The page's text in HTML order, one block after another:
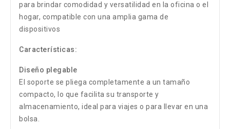
para brindar comodidad y versatilidad en la oficina o el
hogar, compatible con una amplia gama de
dispositivos
Características:
Diseño plegable
El soporte se pliega completamente a un tamaño
compacto, lo que facilita su transporte y
almacenamiento, ideal para viajes o para llevar en una
bolsa.